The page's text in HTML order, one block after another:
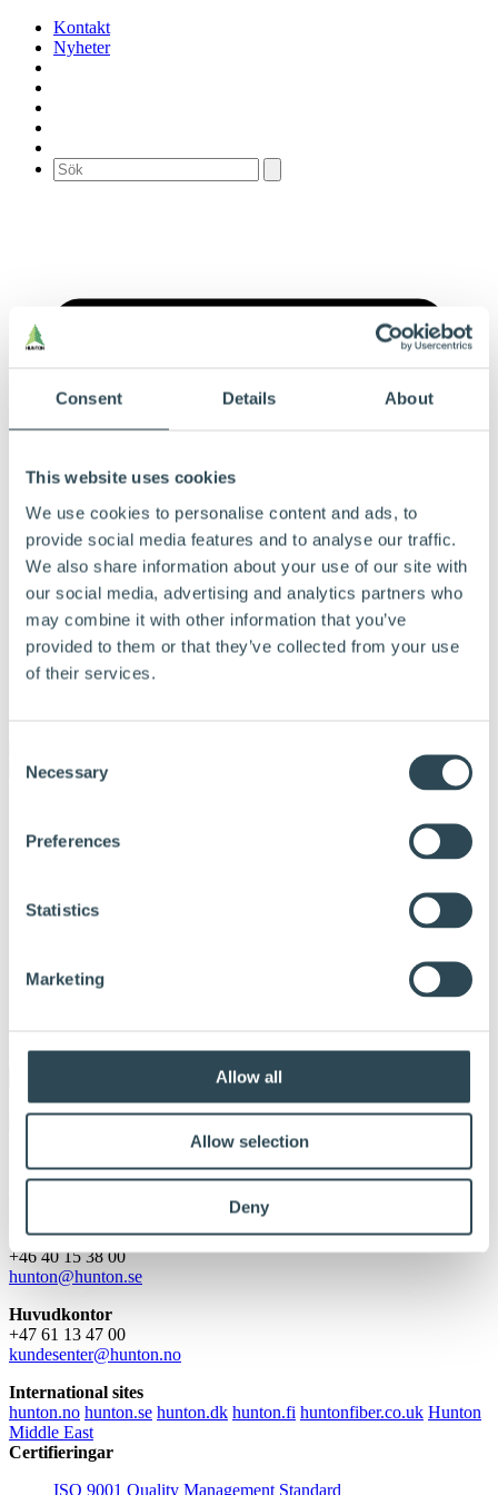
Consent Details About
This website uses cookies
We use cookies to personalise content and ads, to
provide social media features and to analyse our traffic.
We also share information about your use of our site with
our social media, advertising and analytics partners who
may combine it with other information that you’ve
provided to them or that they’ve collected from your use
of their services.
Selection
Necessary
Preferences
Statistics
Marketing
Allow all
Allow selection
Deny
Kontakt
Nyheter
Vanliga frågor
Kalkylator
Om Hunton
Försäljningskontor Sverige
+46 40 15 38 00
hunton@hunton.se
Huvudkontor
+47 61 13 47 00
kundesenter@hunton.no
International sites
hunton.no hunton.se hunton.dk hunton.fi huntonfiber.co.uk Hunton
Middle East
Certifieringar
ISO 9001 Quality Management Standard